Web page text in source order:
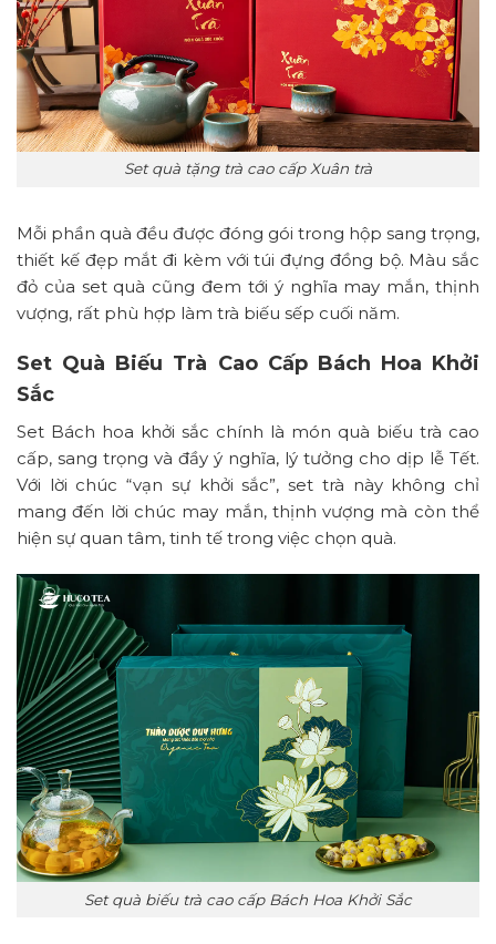
Set quà tặng trà cao cấp Xuân trà
Mỗi phần quà đều được đóng gói trong hộp sang trọng,
thiết kế đẹp mắt đi kèm với túi đựng đồng bộ. Màu sắc
đỏ của set quà cũng đem tới ý nghĩa may mắn, thịnh
vượng, rất phù hợp làm trà biếu sếp cuối năm.
Set Quà Biếu Trà Cao Cấp Bách Hoa Khởi
Sắc
Set Bách hoa khởi sắc chính là món quà biếu trà cao
cấp, sang trọng và đầy ý nghĩa, lý tưởng cho dịp lễ Tết.
Với lời chúc “vạn sự khởi sắc”, set trà này không chỉ
mang đến lời chúc may mắn, thịnh vượng mà còn thể
hiện sự quan tâm, tinh tế trong việc chọn quà.
Set quà biếu trà cao cấp Bách Hoa Khởi Sắc